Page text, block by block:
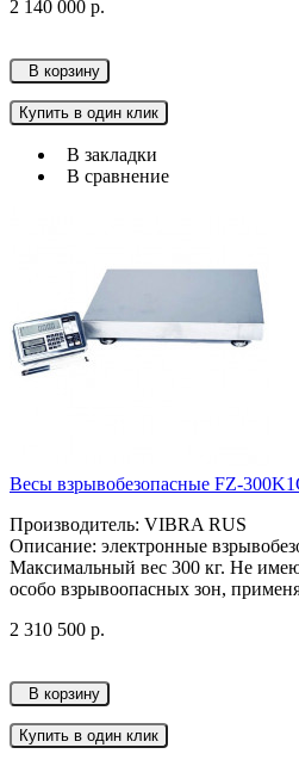
2 140 000 р.
В корзину
Купить в один клик
В закладки
В сравнение
Весы взрывобезопасные FZ-
Производитель: VIBRA RUS
Описание: электронные
Максимальный вес 300 кг. Не
особо взрывоопасных зон,
2 310 500 р.
В корзину
Купить в один клик